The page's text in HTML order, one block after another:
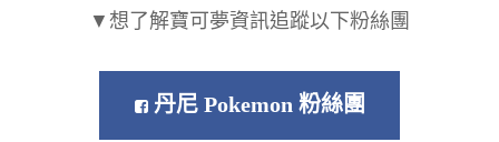
▼想了解寶可夢資訊追蹤以下粉絲團
丹尼 Pokemon 粉絲團